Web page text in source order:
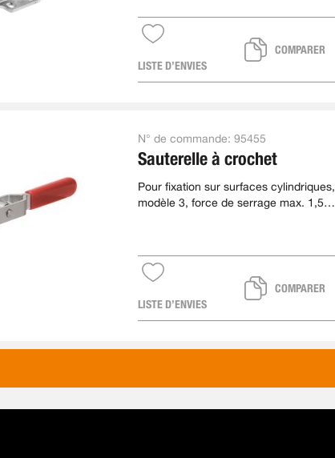
LISTE D’ENVIES
COMPARER
N° de commande: 95455
Sauterelle à crochet
Pour fixation sur surfaces cylindriques,
modèle 3, force de serrage max. 1,5
LISTE D’ENVIES
COMPARER